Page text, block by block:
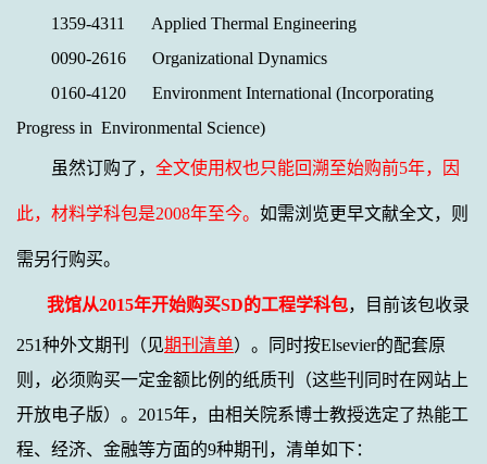
1359-4311 Applied Thermal Engineering
0090-2616 Organizational Dynamics
0160-4120 Environment International (Incorporating
Progress in Environmental Science)
虽然订购了， 全文使用权也只能回溯至始购前5年，因
此，材料学科包是2008年至今。 如需浏览更早文献全文，则
需另行购买。
我馆从2015年开始购买SD的工程学科包， 目前该包收录
251种外文期刊（见期刊清单）。同时按Elsevier的配套原
则，必须购买一定金额比例的纸质刊（这些刊同时在网站上
开放电子版）。 2015年，由相关院系博士教授选定了热能工
程、经济、金融等方面的9种期刊，清单如下：